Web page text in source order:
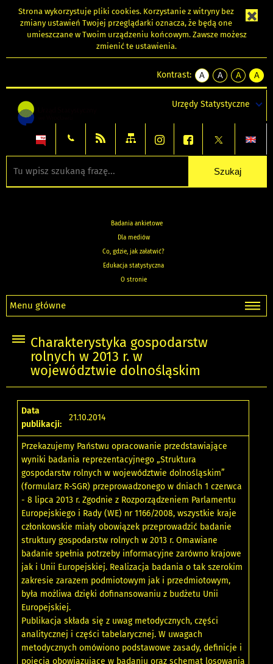
Strona wykorzystuje pliki cookies. Korzystanie z witryny bez
zmiany ustawień Twojej przeglądarki oznacza, że będą one
umieszczane w Twoim urządzeniu końcowym. Zawsze możesz
zmienić te ustawienia.
Kontrast:
A
kontrast
A
kontrast
tekst
czarnym
A
kontrast
tekst
czarnym
A
tekst
żółtym
Urzędy Statystyczne
Badania ankietowe
Dla mediów
Co, gdzie, jak załatwić?
Edukacja statystyczna
O stronie
Menu główne
Charakterystyka gospodarstw
rolnych w 2013 r. w
województwie dolnośląskim
Data
publikacji:
21.10.2014
Przekazujemy Państwu opracowanie przedstawiające
wyniki badania reprezentacyjnego „Struktura
gospodarstw rolnych w województwie dolnośląskim”
(formularz R-SGR) przeprowadzonego w dniach 1 czerwca
- 8 lipca 2013 r. Zgodnie z Rozporządzeniem Parlamentu
Europejskiego i Rady (WE) nr 1166/2008, wszystkie kraje
członkowskie miały obowiązek przeprowadzić badanie
struktury gospodarstw rolnych w 2013 r. Omawiane
badanie spełnia potrzeby informacyjne zarówno krajowe
jak i Unii Europejskiej. Realizacja badania o tak szerokim
zakresie zarazem podmiotowym jak i przedmiotowym,
była możliwa dzięki dofinansowaniu z budżetu Unii
Europejskiej.
Publikacja składa się z uwag metodycznych, części
analitycznej i części tabelarycznej. W uwagach
metodycznych omówiono podstawowe zasady, definicje i
pojęcia obowiązujące w badaniu oraz schemat losowania